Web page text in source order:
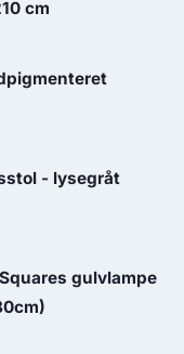
cm
- lysegråt
gulvlampe